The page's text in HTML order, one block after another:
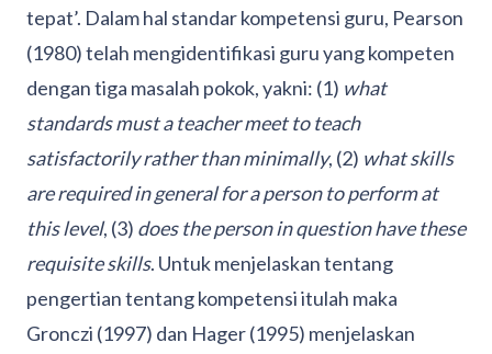
tepat’. Dalam hal standar kompetensi guru, Pearson
(1980) telah mengidentifikasi guru yang kompeten
dengan tiga masalah pokok, yakni: (1) what
standards must a teacher meet to teach
satisfactorily rather than minimally, (2) what skills
are required in general for a person to perform at
this level, (3) does the person in question have these
requisite skills. Untuk menjelaskan tentang
pengertian tentang kompetensi itulah maka
Gronczi (1997) dan Hager (1995) menjelaskan